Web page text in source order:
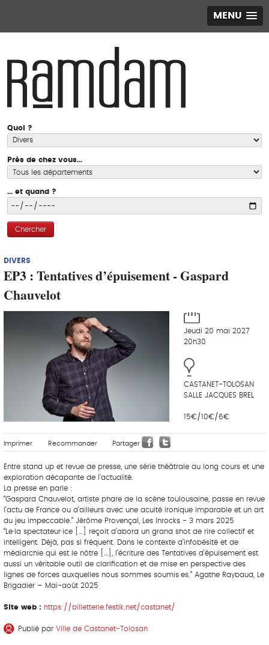
MENU
Quoi ?
Près de chez vous...
... et quand ?
Chercher
DIVERS
EP3 : Tentatives d’épuisement - Gaspard
Chauvelot
Jeudi 20 mai 2027
20h30
CASTANET-TOLOSAN
SALLE JACQUES BREL
15€/10€/6€
Imprimer Recommander Partager
Entre stand up et revue de presse, une série théâtrale au long cours et une
exploration décapante de l’actualité.
La presse en parle :
“Gaspard Chauvelot, artiste phare de la scène toulousaine, passe en revue
l’actu de France ou d’ailleurs avec une acuité ironique imparable et un art
du jeu impeccable.” Jérôme Provençal, Les Inrocks - 3 mars 2025
“Le·la spectateur·ice […] reçoit d’abord un grand shot de rire collectif et
intelligent. Déjà, pas si fréquent. Dans le contexte d’infobésité et de
médiarchie qui est le nôtre […], l’écriture des Tentatives d’épuisement est
aussi un véritable outil de clarification et de mise en perspective des
lignes de forces auxquelles nous sommes soumis·es.” Agathe Raybaud, Le
Brigadier – Mai-août 2025
Site web : https://billetterie.festik.net/castanet/
Publié par Ville de Castanet-Tolosan